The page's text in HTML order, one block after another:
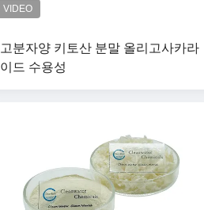
고분자양 키토산 분말 올리고사카라
이드 수용성